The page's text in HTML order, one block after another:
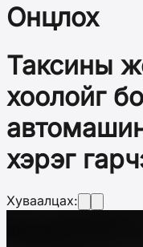
Онцлох
Таксины
хоолойг
хэрэг
Хуваалцах: